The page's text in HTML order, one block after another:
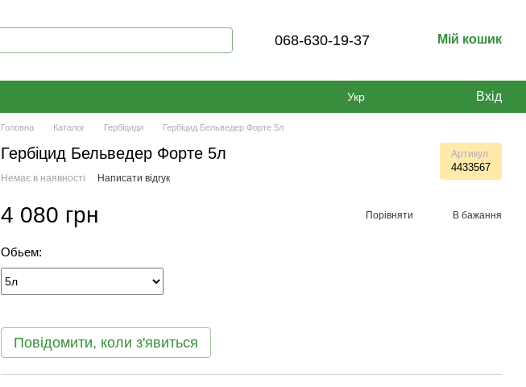
068-630-19-37 Мій кошик
Укр Вхід
Головна Каталог Гербіциди Гербіцид Бельведер Форте 5л
Гербіцид Бельведер Форте 5л Артикул
4433567
Немає в наявності Написати відгук
4 080 грн Порівняти В бажання
Обьем:
Повідомити, коли з'явиться